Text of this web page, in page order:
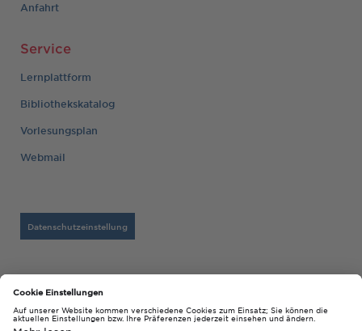
Anfahrt
Service
Lernplattform
Bibliothekskatalog
Vorlesungsplan
Webmail
Datenschutzeinstellung